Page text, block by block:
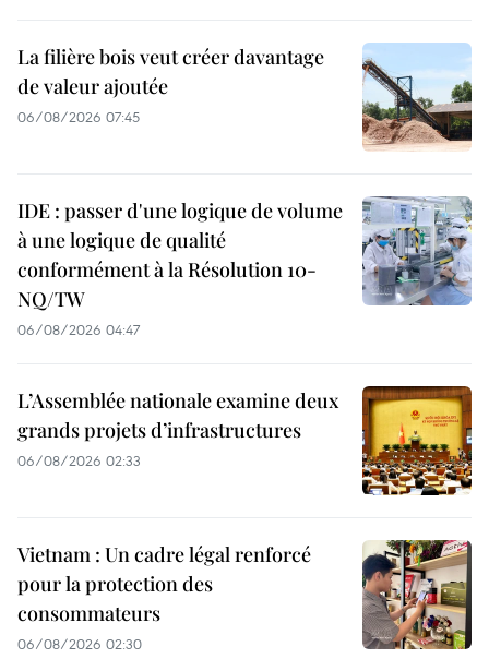
La filière bois veut créer davantage
de valeur ajoutée
06/08/2026 07:45
IDE : passer d'une logique de volume
à une logique de qualité
conformément à la Résolution 10-
NQ/TW
06/08/2026 04:47
L’Assemblée nationale examine deux
grands projets d’infrastructures
06/08/2026 02:33
Vietnam : Un cadre légal renforcé
pour la protection des
consommateurs
06/08/2026 02:30